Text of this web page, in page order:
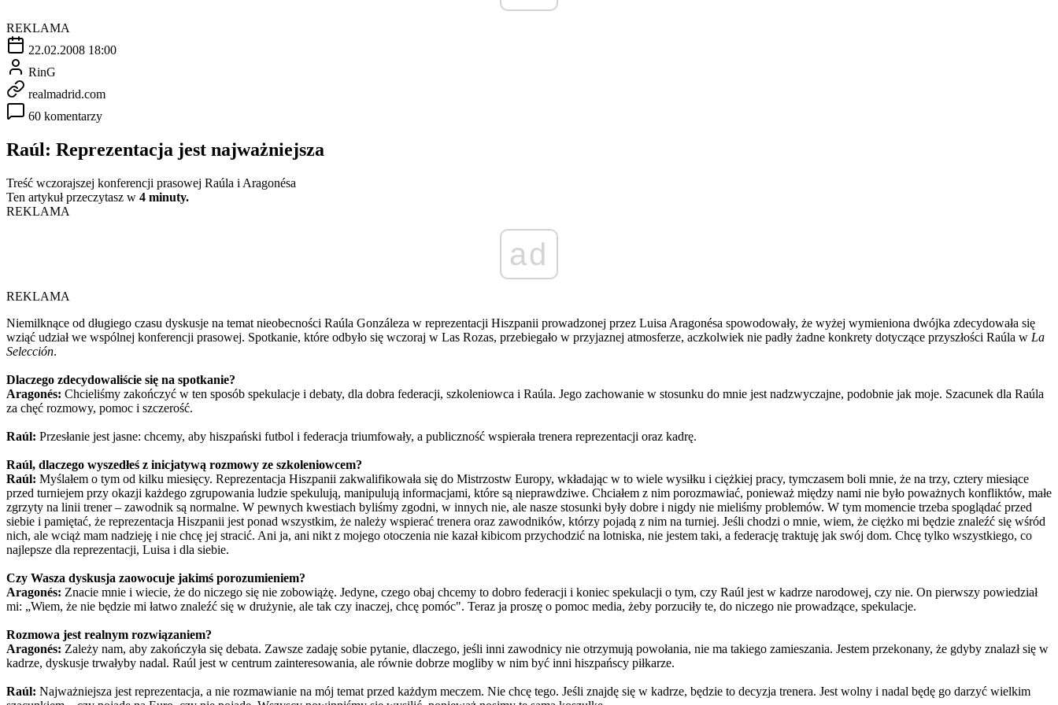
REKLAMA
22.02.2008 18:00
RinG
realmadrid.com
60 komentarzy
Raúl: Reprezentacja jest najważniejsza
Treść wczorajszej konferencji prasowej Raúla i Aragonésa
Ten artykuł przeczytasz w 4 minuty.
REKLAMA
ad
REKLAMA
Niemilknące od długiego czasu dyskusje na temat nieobecności Raúla Gonzáleza w reprezentacji Hiszpanii prowadzonej przez Luisa Aragonésa spowodowały, że wyżej wymieniona dwójka zdecydowała się
wziąć udział we wspólnej konferencji prasowej. Spotkanie, które odbyło się wczoraj w Las Rozas, przebiegało w przyjaznej atmosferze, aczkolwiek nie padły żadne konkrety dotyczące przyszłości Raúla w La
Selección.
Dlaczego zdecydowaliście się na spotkanie?
Aragonés: Chcieliśmy zakończyć w ten sposób spekulacje i debaty, dla dobra federacji, szkoleniowca i Raúla. Jego zachowanie w stosunku do mnie jest nadzwyczajne, podobnie jak moje. Szacunek dla Raúla
za chęć rozmowy, pomoc i szczerość.
Raúl: Przesłanie jest jasne: chcemy, aby hiszpański futbol i federacja triumfowały, a publiczność wspierała trenera reprezentacji oraz kadrę.
Raúl, dlaczego wyszedłeś z inicjatywą rozmowy ze szkoleniowcem?
Raúl: Myślałem o tym od kilku miesięcy. Reprezentacja Hiszpanii zakwalifikowała się do Mistrzostw Europy, wkładając w to wiele wysiłku i ciężkiej pracy, tymczasem boli mnie, że na trzy, cztery miesiące
przed turniejem przy okazji każdego zgrupowania ludzie spekulują, manipulują informacjami, które są nieprawdziwe. Chciałem z nim porozmawiać, ponieważ między nami nie było poważnych konfliktów, małe
zgrzyty na linii trener – zawodnik są normalne. W pewnych kwestiach byliśmy zgodni, w innych nie, ale nasze stosunki były dobre i nigdy nie mieliśmy problemów. W tym momencie trzeba spoglądać przed
siebie i pamiętać, że reprezentacja Hiszpanii jest ponad wszystkim, że należy wspierać trenera oraz zawodników, którzy pojadą z nim na turniej. Jeśli chodzi o mnie, wiem, że ciężko mi będzie znaleźć się wśród
nich, ale wciąż mam nadzieję i nie chcę jej stracić. Ani ja, ani nikt z mojego otoczenia nie kazał kibicom przychodzić na lotniska, nie jestem taki, a federację traktuję jak swój dom. Chcę tylko wszystkiego, co
najlepsze dla reprezentacji, Luisa i dla siebie.
Czy Wasza dyskusja zaowocuje jakimś porozumieniem?
Aragonés: Znacie mnie i wiecie, że do niczego się nie zobowiążę. Jedyne, czego obaj chcemy to dobro federacji i koniec spekulacji o tym, czy Raúl jest w kadrze narodowej, czy nie. On pierwszy powiedział
mi: „Wiem, że nie będzie mi łatwo znaleźć się w drużynie, ale tak czy inaczej, chcę pomóc". Teraz ja proszę o pomoc media, żeby porzuciły te, do niczego nie prowadzące, spekulacje.
Rozmowa jest realnym rozwiązaniem?
Aragonés: Zależy nam, aby zakończyła się debata. Zawsze zadaję sobie pytanie, dlaczego, jeśli inni zawodnicy nie otrzymują powołania, nie ma takiego zamieszania. Jestem przekonany, że gdyby znalazł się w
kadrze, dyskusje trwałyby nadal. Raúl jest w centrum zainteresowania, ale równie dobrze mogliby w nim być inni hiszpańscy piłkarze.
Raúl: Najważniejsza jest reprezentacja, a nie rozmawianie na mój temat przed każdym meczem. Nie chcę tego. Jeśli znajdę się w kadrze, będzie to decyzja trenera. Jest wolny i nadal będę go darzyć wielkim